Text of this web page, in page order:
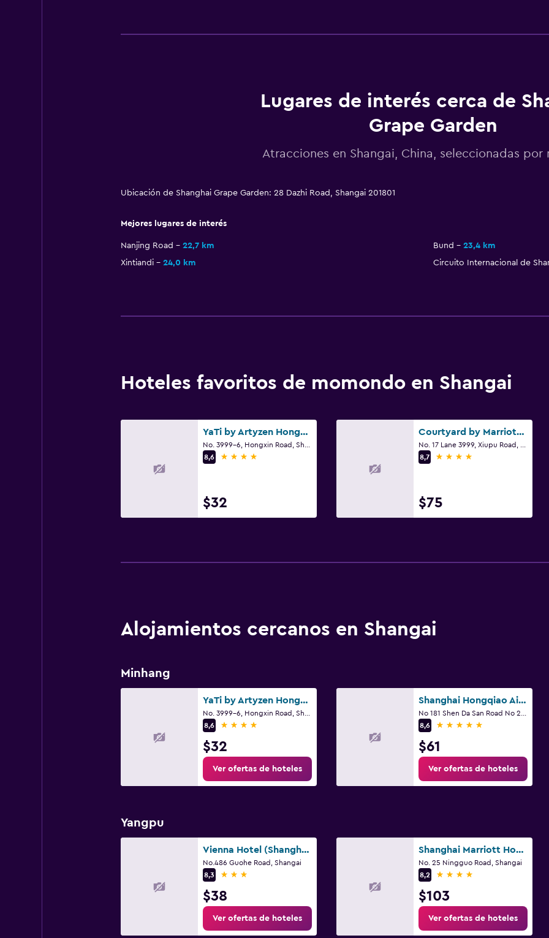
Lugares de interés cerca de
Grape Garden
Atracciones en Shangai, China, seleccionadas por
Ubicación de Shanghai Grape Garden: 28 Dazhi Road, Shangai 201801
Mejores lugares de interés
Nanjing Road 22,7 km Bund
23,4 km
Xintiandi
24,0 km Circuito Internacional de
Hoteles favoritos de momondo en Shangai
YaTi by Artyzen Hongqiao Shanghai
8,6
4 estrellas
$32
Courtyard by Marriott Shanghai International Tourism and Resorts Zone
8,7
4 estrellas
$75
Alojamientos cercanos en Shangai
Minhang
YaTi by Artyzen Hongqiao Shanghai
8,6
4 estrellas
$32
Ver ofertas de hoteles
Shanghai Hongqiao Airport Boyue Hotel - Airchina
8,6
5 estrellas
$61
Ver ofertas de hoteles
Yangpu
Vienna Hotel (Shanghai Wujiaochang)
No.486 Guohe Road, Shangai
8,3
3 estrellas
$38
Ver ofertas de hoteles
Shanghai Marriott Hotel Yangpu Riverside
No. 25 Ningguo Road, Shangai
8,2
4 estrellas
$103
Ver ofertas de hoteles